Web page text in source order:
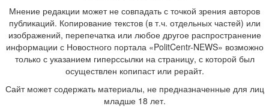
Мнение редакции может не совпадать с точкой зрения авторов
публикаций. Копирование текстов (в т.ч. отдельных частей) или
изображений, перепечатка или любое другое распространение
информации с Новостного портала «PolitCentr-NEWS» возможно
только с указанием гиперссылки на страницу, с которой был
осуществлен копипаст или рерайт.
Сайт может содержать материалы, не предназначенные для лиц
младше 18 лет.